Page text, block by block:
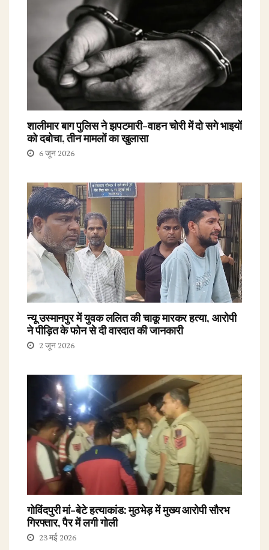
शालीमार बाग पुलिस ने झपटमारी-वाहन चोरी में दो सगे भाइयों
को दबोचा, तीन मामलों का खुलासा
6 जून 2026
न्यू उस्मानपुर में युवक ललित की चाकू मारकर हत्या, आरोपी
ने पीड़ित के फोन से दी वारदात की जानकारी
2 जून 2026
गोविंदपुरी मां-बेटे हत्याकांड: मुठभेड़ में मुख्य आरोपी सौरभ
गिरफ्तार, पैर में लगी गोली
23 मई 2026